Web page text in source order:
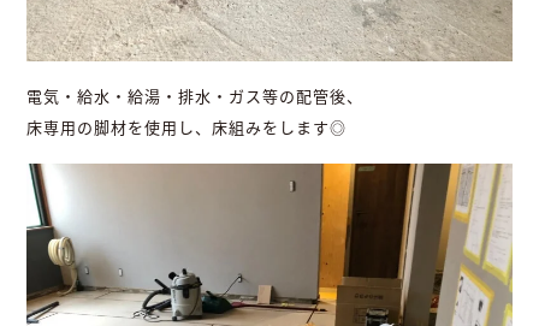
電気・給水・給湯・排水・ガス等の配管後、
床専用の脚材を使用し、床組みをします◎